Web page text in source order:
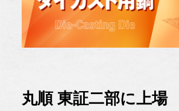
丸順 東証二部に上場